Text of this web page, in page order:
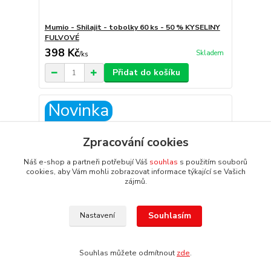
Mumio - Shilajit - tobolky 60 ks - 50 % KYSELINY
FULVOVÉ
398 Kč/ks Skladem
Přidat do košíku
Novinka
Zpracování cookies
Náš e-shop a partneři potřebují Váš souhlas s použitím souborů
cookies, aby Vám mohli zobrazovat informace týkající se Vašich
zájmů.
Nastavení Souhlasím
Souhlas můžete odmítnout zde.